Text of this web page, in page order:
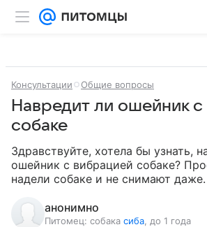
Консультации Общие вопросы
Навредит ли ошейник
собаке
Здравствуйте, хотела бы узнать,
ошейник с вибрацией собаке?
надели собаке и не снимают даже.
анонимно
Питомец: собака сиба , до 1 года